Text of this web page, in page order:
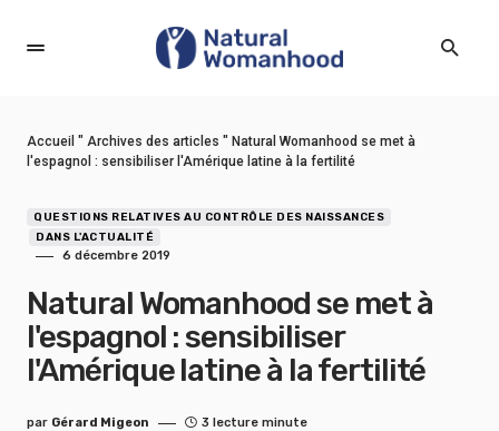
Accueil " Archives des articles " Natural Womanhood se met à
l'espagnol : sensibiliser l'Amérique latine à la fertilité
QUESTIONS RELATIVES AU CONTRÔLE DES NAISSANCES
DANS L'ACTUALITÉ
6 décembre 2019
Natural Womanhood se met à
l'espagnol : sensibiliser
l'Amérique latine à la fertilité
par Gérard Migeon 3 lecture minute